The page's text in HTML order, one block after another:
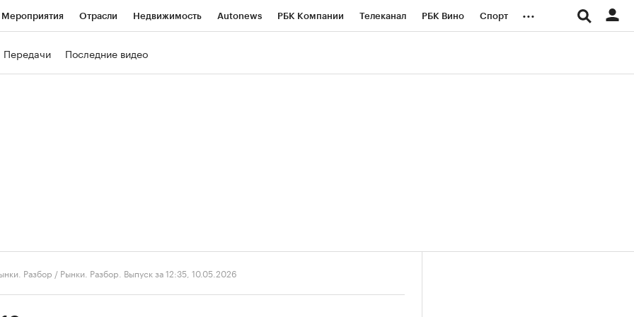
Мероприятия Отрасли Недвижимость Autonews РБК Компании Телеканал РБК Вино Спорт ...
Передачи Последние видео
Разбор / Рынки. Разбор. Выпуск за 12:35, 10.05.2026